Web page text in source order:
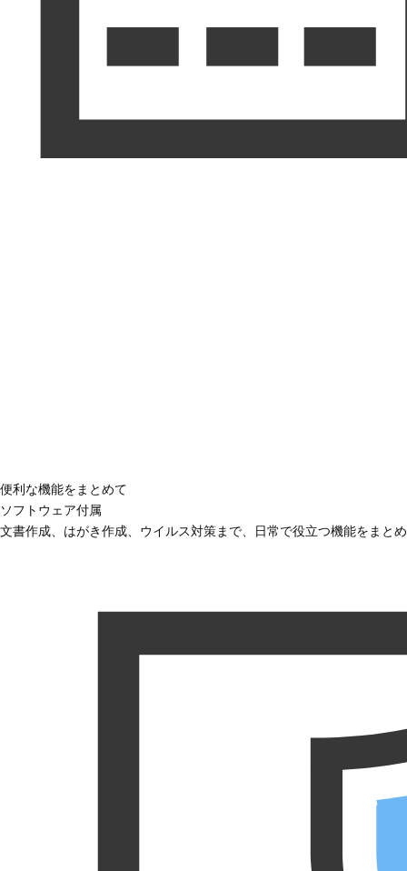
便利な機能をまとめて
ソフトウェア付属
文書作成、はがき作成、ウイルス対策まで、日常で役立つ機能をまと